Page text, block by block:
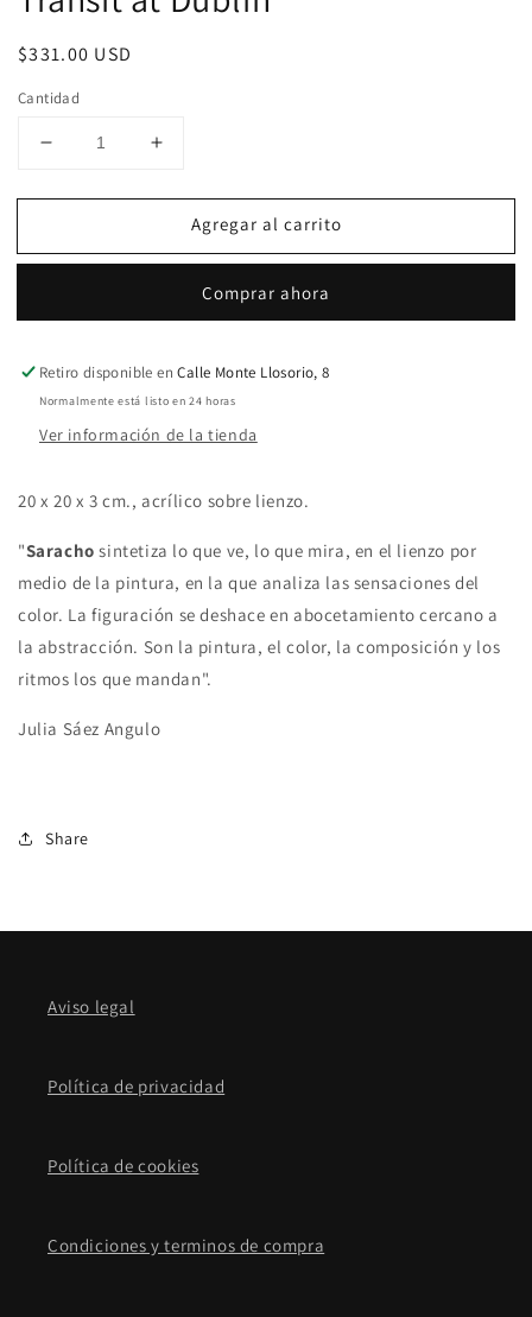
en
ventana
Precio
$331.00 USD
Cantidad
Reducir
para
at
Aumentar
para
Transit
at
Agregar al carrito
Comprar ahora
Retiro disponible enCalle Monte Llosorio, 8
Normalmente está listo en 24 horas
Ver información de la tienda
20 x 20 x 3 cm., acrílico sobre lienzo.
"Saracho sintetiza lo que ve, lo que mira, en el lienzo por
medio de la pintura, en la que analiza las sensaciones del
color. La figuración se deshace en abocetamiento cercano a
la abstracción. Son la pintura, el color, la composición y los
ritmos los que mandan".
Julia Sáez Angulo
Share
Aviso legal
Política de privacidad
Política de cookies
Condiciones y terminos de compra